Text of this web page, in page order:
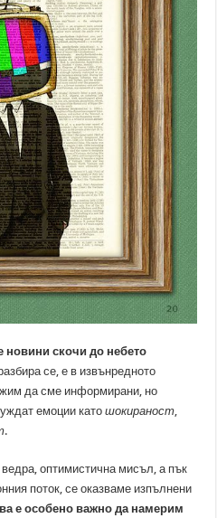
новини скочи до небето
се, е в извънредното
да сме информирани, но
емоции катошокираност
.
оптимистична мисъл, а пък
поток, се оказваме изпълнени
е особено важно да намерим